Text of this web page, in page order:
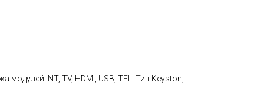
модулей INT, TV, HDMI, USB, TEL. Тип Keyston,